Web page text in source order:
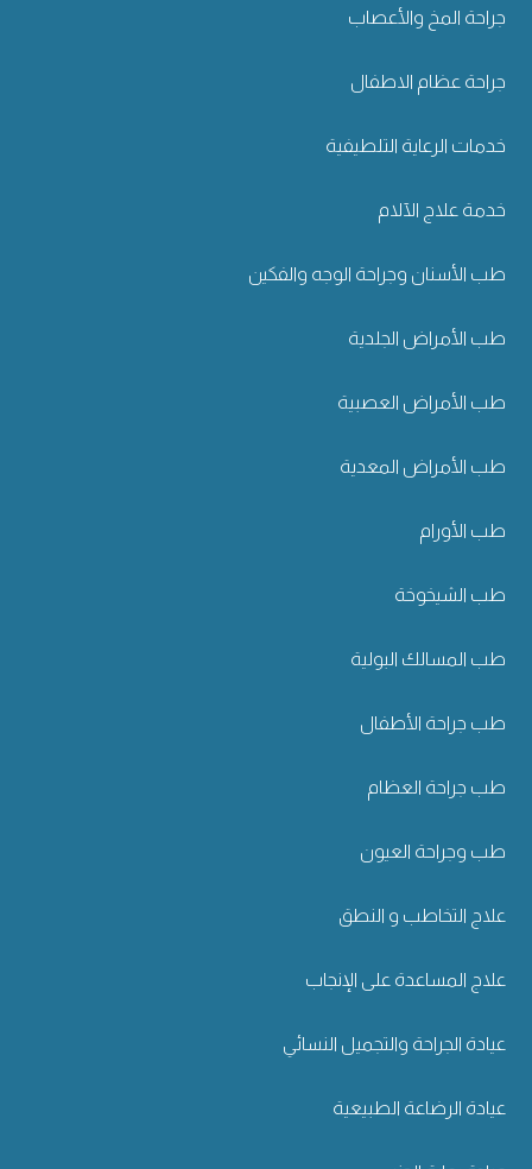
جراحة المخ والأعصاب
جراحة عظام الاطفال
خدمات الرعاية التلطيفية
خدمة علاج الآلام
طب الأسنان وجراحة الوجه والفكين
طب الأمراض الجلدية
طب الأمراض العصبية
طب الأمراض المعدية
طب الأورام
طب الشيخوخة
طب المسالك البولية
طب جراحة الأطفال
طب جراحة العظام
طب وجراحة العيون
علاج التخاطب و النطق
علاج المساعدة على الإنجاب
عيادة الجراحة والتجميل النسائي
عيادة الرضاعة الطبيعية